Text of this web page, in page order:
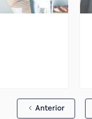
Anterior